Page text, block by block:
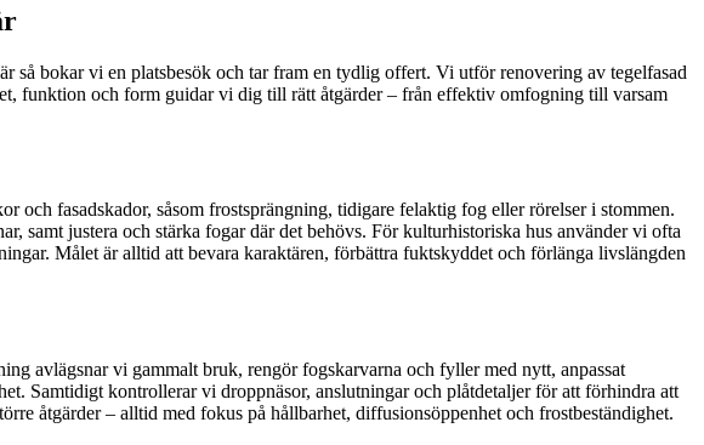
så bokar vi en platsbesök och tar fram en tydlig offert. Vi utför renovering av tegelfasad
funktion och form guidar vi dig till rätt åtgärder – från effektiv omfogning till varsam
och fasadskador, såsom frostsprängning, tidigare felaktig fog eller rörelser i stommen.
samt justera och stärka fogar där det behövs. För kulturhistoriska hus använder vi ofta
Målet är alltid att bevara karaktären, förbättra fuktskyddet och förlänga livslängden
avlägsnar vi gammalt bruk, rengör fogskarvarna och fyller med nytt, anpassat
Samtidigt kontrollerar vi droppnäsor, anslutningar och plåtdetaljer för att förhindra att
åtgärder – alltid med fokus på hållbarhet, diffusionsöppenhet och frostbeständighet.